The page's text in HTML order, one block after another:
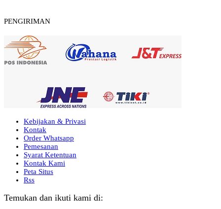
PENGIRIMAN
Kebijakan & Privasi
Kontak
Order Whatsapp
Pemesanan
Syarat Ketentuan
Kontak Kami
Peta Situs
Rss
Temukan dan ikuti kami di: